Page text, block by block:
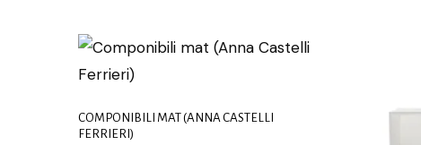
COMPONIBILI MAT (ANNA CASTELLI
FERRIERI)